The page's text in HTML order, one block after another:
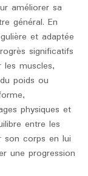
améliorer sa
général. En
et adaptée
significatifs
muscles,
poids ou
physiques et
entre les
son corps en lui
une progression